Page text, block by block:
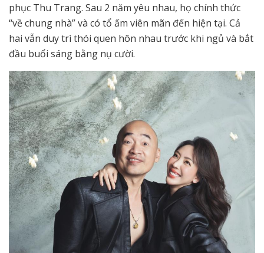
phục Thu Trang. Sau 2 năm yêu nhau, họ chính thức
“về chung nhà” và có tổ ấm viên mãn đến hiện tại. Cả
hai vẫn duy trì thói quen hôn nhau trước khi ngủ và bắt
đầu buổi sáng bằng nụ cười.